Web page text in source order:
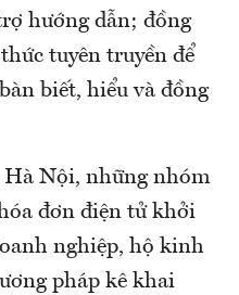
hướng dẫn; đồng
tuyên truyền để
biết, hiểu và đồng
Hà Nội, những nhóm
đơn điện tử khởi
nghiệp, hộ kinh
pháp kê khai